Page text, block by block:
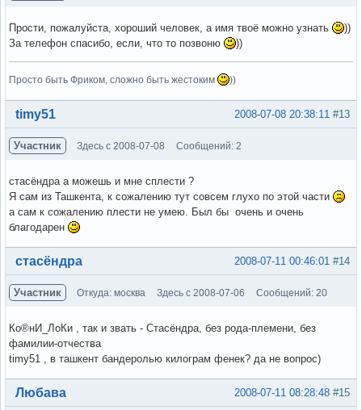
Прости, пожалуйста, хороший человек, а имя твоё можно узнать
))
За телефон спасибо, если, что то позвоню
))
Просто быть Фриком, сложно быть жестоким ))
Вне форума #13
2008-07-08 20:38:11
timy51
Участник Здесь с 2008-07-08 Сообщений: 2
стасёндра а можешь и мне сплести ?
Я сам из Ташкента, к сожалению тут совсем глухо по этой части
а сам к сожалению плести не умею. Был бы очень и очень
благодарен
Вне форума #14
2008-07-11 00:46:01
стасёндра
Участник Откуда: москва Здесь с 2008-07-06 Сообщений: 20
Ко®нИ_ЛоКи , так и звать - Стасёндра, без рода-племени, без
фамилии-отчества
timy51 , в ташкент бандеролью килограм фенек? да не вопрос)
Вне форума #15
2008-07-11 08:28:48
Любава